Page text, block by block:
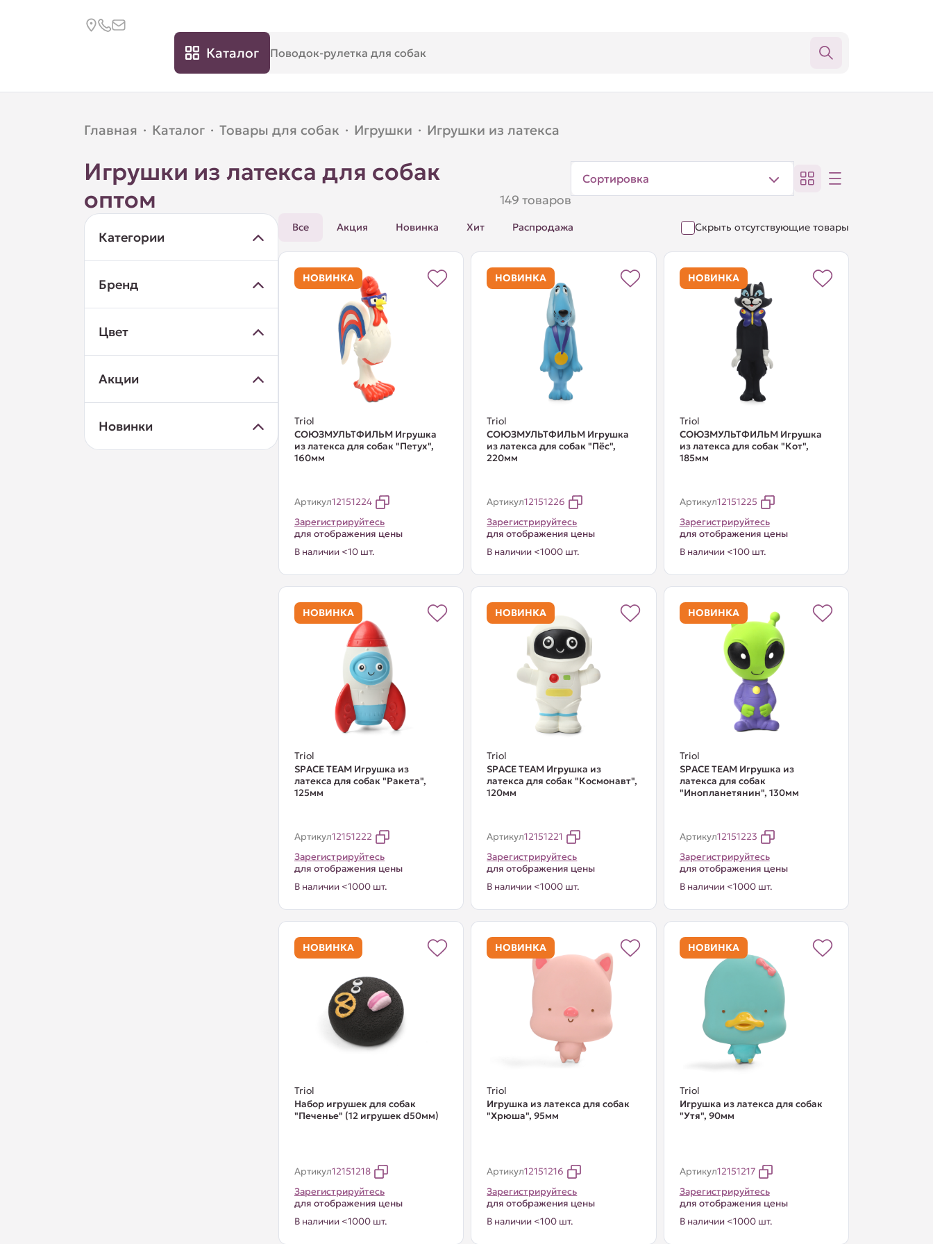
Каталог
Главная · Каталог · Товары для собак · Игрушки · Игрушки из латекса
Игрушки из латекса для собак
оптом
149 товаров
Сортировка
Категории
Бренд
Цвет
Акции
Новинки
Все Акция Новинка Хит Распродажа Скрыть отсутствующие товары
НОВИНКА
Triol
СОЮЗМУЛЬТФИЛЬМ Игрушка
из латекса для собак "Петух",
160мм
Артикул12151224
Зарегистрируйтесь
для отображения цены
В наличии <10 шт.
НОВИНКА
Triol
СОЮЗМУЛЬТФИЛЬМ Игрушка
из латекса для собак "Пёс",
220мм
Артикул12151226
Зарегистрируйтесь
для отображения цены
В наличии <1000 шт.
НОВИНКА
Triol
СОЮЗМУЛЬТФИЛЬМ Игрушка
из латекса для собак "Кот",
185мм
Артикул12151225
Зарегистрируйтесь
для отображения цены
В наличии <100 шт.
НОВИНКА
Triol
SPACE TEAM Игрушка из
латекса для собак "Ракета",
125мм
Артикул12151222
Зарегистрируйтесь
для отображения цены
В наличии <1000 шт.
НОВИНКА
Triol
SPACE TEAM Игрушка из
латекса для собак "Космонавт",
120мм
Артикул12151221
Зарегистрируйтесь
для отображения цены
В наличии <1000 шт.
НОВИНКА
Triol
SPACE TEAM Игрушка из
латекса для собак
"Инопланетянин", 130мм
Артикул12151223
Зарегистрируйтесь
для отображения цены
В наличии <1000 шт.
НОВИНКА
Triol
Набор игрушек для собак
"Печенье" (12 игрушек d50мм)
Артикул12151218
Зарегистрируйтесь
для отображения цены
В наличии <1000 шт.
НОВИНКА
Triol
Игрушка из латекса для собак
"Хрюша", 95мм
Артикул12151216
Зарегистрируйтесь
для отображения цены
В наличии <100 шт.
НОВИНКА
Triol
Игрушка из латекса для собак
"Утя", 90мм
Артикул12151217
Зарегистрируйтесь
для отображения цены
В наличии <1000 шт.